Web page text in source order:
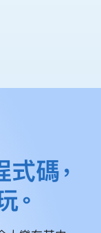
碼，
。